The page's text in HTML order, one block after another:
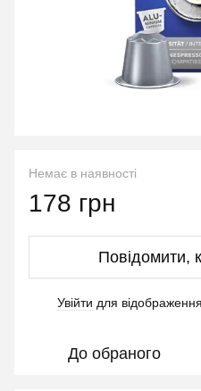
Немає в наявності
178 грн
Повідомити,
Увійти для
До обраного